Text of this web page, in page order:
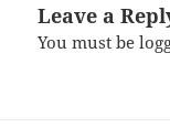
Leave a
You must be